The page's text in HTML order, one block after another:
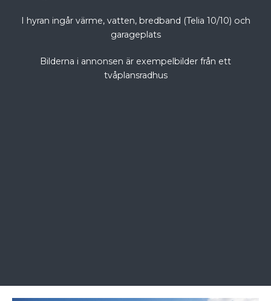
I hyran ingår värme, vatten, bredband (Telia 10/10) och
garageplats
Bilderna i annonsen är exempelbilder från ett
tvåplansradhus